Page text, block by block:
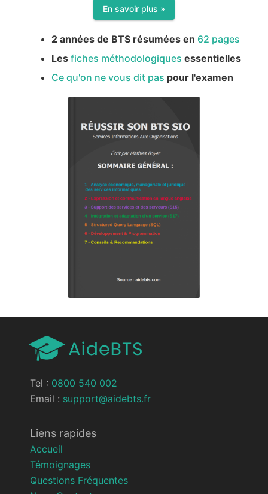
En savoir plus »
2 années de BTS résumées en 62 pages
Les fiches méthodologiques essentielles
Ce qu'on ne vous dit pas pour l'examen
Tel : 0800 540 002
Email : support@aidebts.fr
Liens rapides
Accueil
Témoignages
Questions Fréquentes